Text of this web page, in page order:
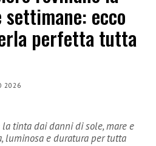
ecco
perfetta tutta
2026
tinta dai danni di sole, mare e
luminosa e duratura per tutta